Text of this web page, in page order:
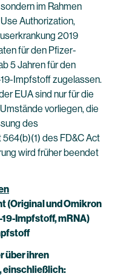
im Rahmen
Authorization,
2019
für den Pfizer-
5 Jahren für den
Impfstoff zugelassen.
EUA sind nur für die
vorliegen, die
des
des FD&C Act
wird früher beendet
(Original und Omikron
Impfstoff, mRNA)
über ihren
einschließlich: